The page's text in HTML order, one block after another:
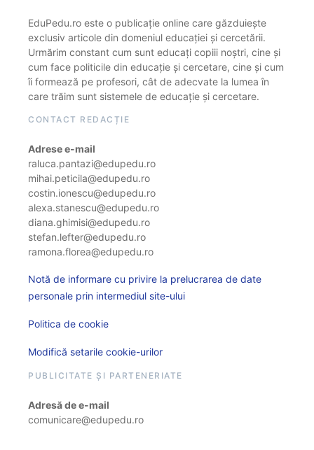
EduPedu.ro este o publicație online care găzduiește
exclusiv articole din domeniul educației și cercetării.
Urmărim constant cum sunt educați copiii noștri, cine și
cum face politicile din educație și cercetare, cine și cum
îi formează pe profesori, cât de adecvate la lumea în
care trăim sunt sistemele de educație și cercetare.
CONTACT REDACȚIE
Adrese e-mail
raluca.pantazi@edupedu.ro
mihai.peticila@edupedu.ro
costin.ionescu@edupedu.ro
alexa.stanescu@edupedu.ro
diana.ghimisi@edupedu.ro
stefan.lefter@edupedu.ro
ramona.florea@edupedu.ro
Notă de informare cu privire la prelucrarea de date
personale prin intermediul site-ului
Politica de cookie
Modifică setarile cookie-urilor
PUBLICITATE ȘI PARTENERIATE
Adresă de e-mail
comunicare@edupedu.ro